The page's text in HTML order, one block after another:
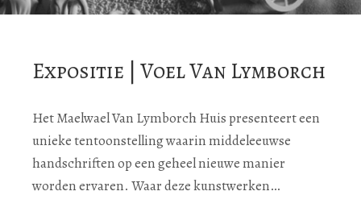
Expositie | Voel Van Lymborch
Het Maelwael Van Lymborch Huis presenteert een
unieke tentoonstelling waarin middeleeuwse
handschriften op een geheel nieuwe manier
worden ervaren. Waar deze kunstwerken…